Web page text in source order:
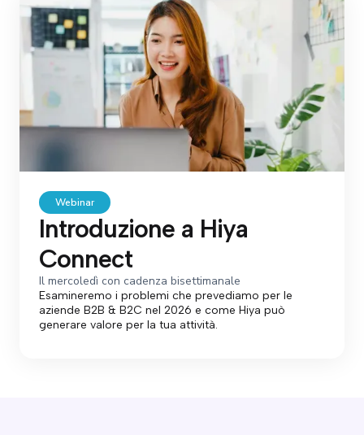
Webinar
Introduzione a Hiya
Connect
Il mercoledì con cadenza bisettimanale
Esamineremo i problemi che prevediamo per le
aziende B2B & B2C nel 2026 e come Hiya può
generare valore per la tua attività.